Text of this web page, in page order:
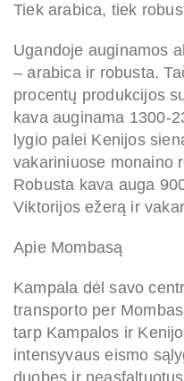
Tiek arabica, tiek
Ugandoje auginamos
– arabica ir robusta.
procentų produkcijos
kava auginama 1300-
lygio palei Kenijos
vakariniuose monaino
Robusta kava auga
Viktorijos ežerą ir
Apie Mombasą
Kampala dėl savo
transporto per
tarp Kampalos ir
intensyvaus eismo